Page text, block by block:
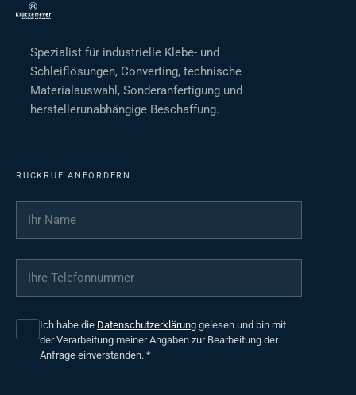
Spezialist für industrielle Klebe- und
Schleiflösungen, Converting, technische
Materialauswahl, Sonderanfertigung und
herstellerunabhängige Beschaffung.
RÜCKRUF ANFORDERN
Ihr Name
Ihre Telefonnummer
Ich habe die Datenschutzerklärung gelesen und bin mit
der Verarbeitung meiner Angaben zur Bearbeitung der
Anfrage einverstanden. *